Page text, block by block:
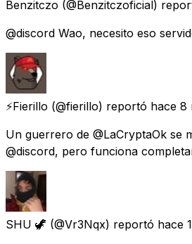
Benzitczo (@Benzitczoficial)
@discord Wao, necesito eso
⚡️Fierillo (@fierillo) reportó hace 8
Un guerrero de @LaCryptaOk se
@discord, pero funciona
SHU 🦖 (@Vr3Nqx) reportó hace